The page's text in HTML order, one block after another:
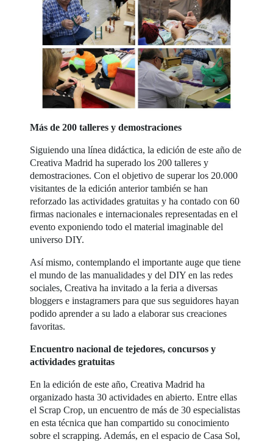
Más de 200 talleres y demostraciones
Siguiendo una línea didáctica, la edición de este año de
Creativa Madrid ha superado los 200 talleres y
demostraciones. Con el objetivo de superar los 20.000
visitantes de la edición anterior también se han
reforzado las actividades gratuitas y ha contado con 60
firmas nacionales e internacionales representadas en el
evento exponiendo todo el material imaginable del
universo DIY.
Así mismo, contemplando el importante auge que tiene
el mundo de las manualidades y del DIY en las redes
sociales, Creativa ha invitado a la feria a diversas
bloggers e instagramers para que sus seguidores hayan
podido aprender a su lado a elaborar sus creaciones
favoritas.
Encuentro nacional de tejedores, concursos y
actividades gratuitas
En la edición de este año, Creativa Madrid ha
organizado hasta 30 actividades en abierto. Entre ellas
el Scrap Crop, un encuentro de más de 30 especialistas
en esta técnica que han compartido su conocimiento
sobre el scrapping. Además, en el espacio de Casa Sol,